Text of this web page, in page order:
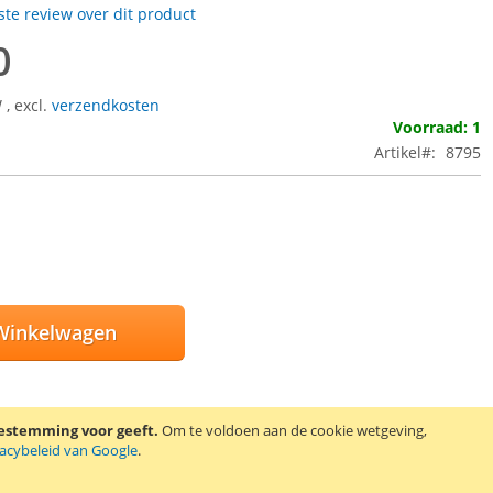
voor geeft. Om te voldoen aan de cookie wetgeving,
van Google.
review over dit product
, excl.verzendkosten
Voorraad: 1
Artikel
8795
AAN VERLANGLIJST
OM TE VERGELIJKEN